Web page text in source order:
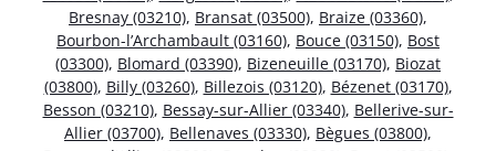
Bresnay (03210), Bransat (03500), Braize (03360),
Bourbon-l’Archambault (03160), Bouce (03150), Bost
(03300), Blomard (03390), Bizeneuille (03170), Biozat
(03800), Billy (03260), Billezois (03120), Bézenet (03170),
Besson (03210), Bessay-sur-Allier (03340), Bellerive-sur-
Allier (03700), Bellenaves (03330), Bègues (03800),